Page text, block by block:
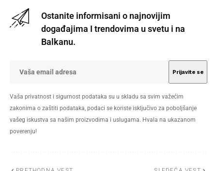
Ostanite informisani o najnovijim
događajima I trendovima u svetu i na
Balkanu.
Vaša privatnost i sigurnost podataka su u skladu sa svim važećim
zakonima o zaštiti podataka, podaci se koriste isključivo za poboljšanje
vašeg iskustva sa našim proizvodima i uslugama. Hvala na ukazanom
poverenju!